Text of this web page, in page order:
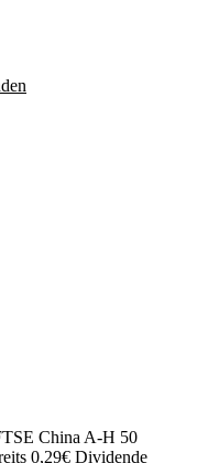
China A-H 50
0,29€ Dividende